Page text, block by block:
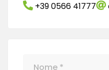
+39 0566 41777